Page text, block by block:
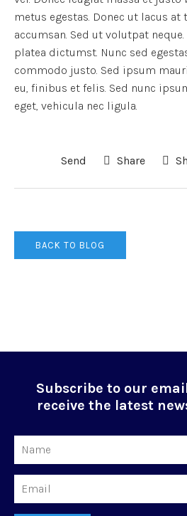
metus egestas. Donec ut lacus
accumsan. Sed ut volutpat
platea dictumst. Nunc sed
commodo justo. Sed ipsum
eu, finibus et felis. Sed nunc
eget, vehicula nec ligula.
Send Share
BACK TO BLOG
Subscribe to our
receive the latest